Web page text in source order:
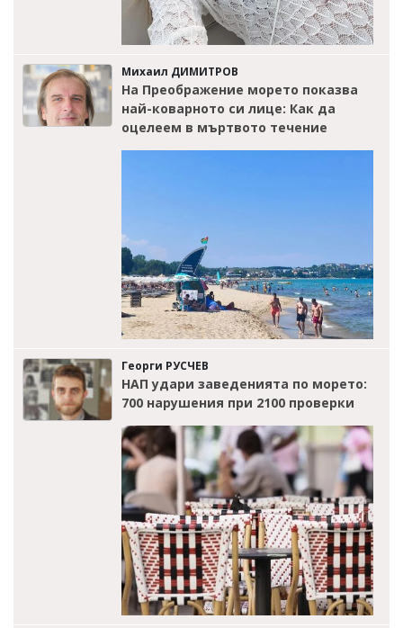
Михаил ДИМИТРОВ
На Преображение морето показва
най-коварното си лице: Как да
оцелеем в мъртвото течение
Георги РУСЧЕВ
НАП удари заведенията по морето:
700 нарушения при 2100 проверки